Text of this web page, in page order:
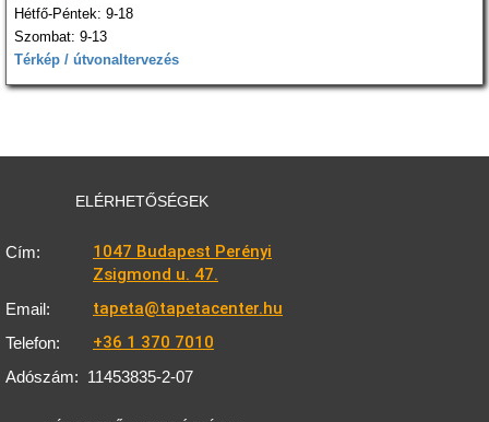
Hétfő-Péntek: 9-18
Szombat: 9-13
Térkép / útvonaltervezés
ELÉRHETŐSÉGEK
Cím:
1047 Budapest Perényi
Zsigmond u. 47.
Email: tapeta@tapetacenter.hu
Telefon: +36 1 370 7010
Adószám: 11453835-2-07